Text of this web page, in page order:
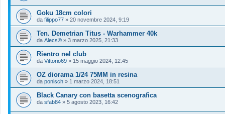
Goku 18cm colori
da filippo77 » 20 novembre 2024, 9:19
Ten. Demetrian Titus - Warhammer 40k
da Alecs® » 3 marzo 2025, 21:33
Rientro nel club
da Vittorio69 » 15 maggio 2024, 12:45
OZ diorama 1/24 75MM in resina
da ponisch » 1 marzo 2024, 18:51
Black Canary con basetta scenografica
da sfab84 » 5 agosto 2023, 16:42